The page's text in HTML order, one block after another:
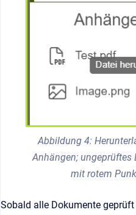
Abbildung 4:
Anhängen; ungeprüftes
mit rotem
Sobald alle Dokumente